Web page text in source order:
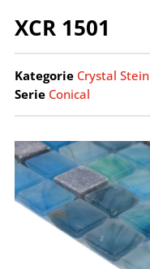
XCR 1501
Kategorie Crystal Stein
Serie Conical